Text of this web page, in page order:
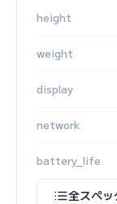
height
weight
display
network
battery_life
全スペッ